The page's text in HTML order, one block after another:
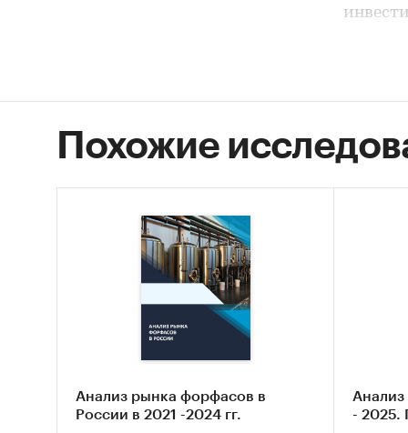
России
Похожие
Анализ рынка форфасов в
России в 2021 -2024 гг.
Анализ
- 2025.